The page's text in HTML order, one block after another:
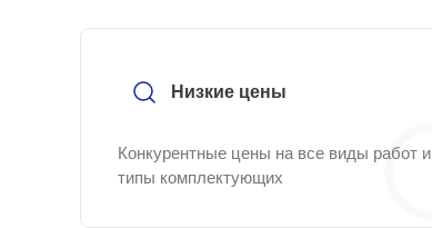
Низкие цены
Конкурентные цены на все виды работ и
типы комплектующих